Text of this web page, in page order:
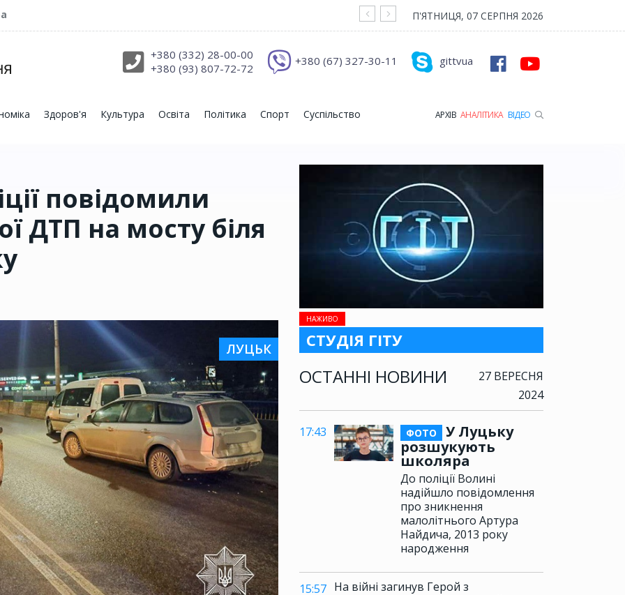
На війні загинув Герой з Рожищенської
П'ЯТНИЦЯ, 07 СЕРПНЯ 2026
gittvua
+380 (67) 327-30-11
+380 (332) 28-00-00
+380 (93) 807-72-72
Здоров'я Культура Освіта Політика Спорт Суспільство АРХІВ АНАЛІТИКА ВІДЕО
НАЖИВО
СТУДІЯ ГІТУ
ОСТАННІ НОВИНИ
27 ВЕРЕСНЯ
2024
17:43 ФОТО
У Луцьку
розшукують
школяра
До поліції Волині
надійшло повідомлення
про зникнення
малолітнього Артура
Найдича, 2013 року
народження
15:57 На війні загинув Герой з
повідомили
ДТП на мосту біля
ЛУЦЬК